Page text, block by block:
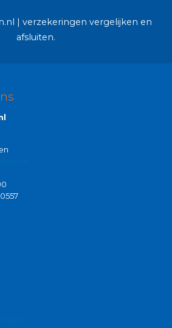
| verzekeringen vergelijken en
afsluiten.